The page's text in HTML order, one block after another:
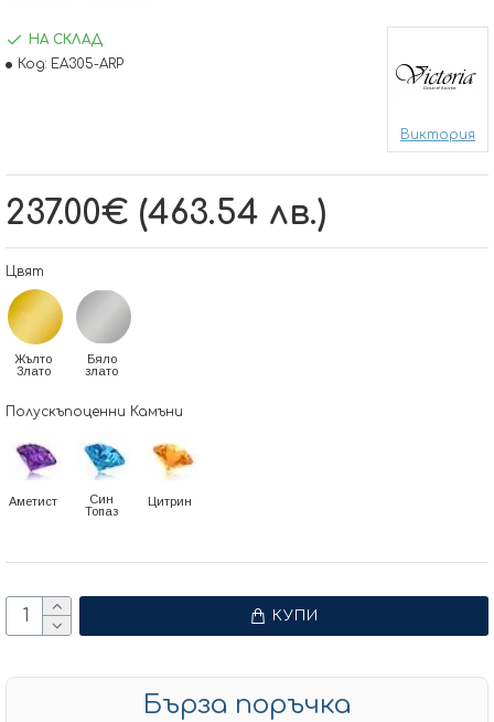
237.00€ (463.54 лв.)
НА СКЛАД
Код: EA305-ARP
Виктория
Цвят
Жълто
Злато
Бяло
злато
Полускъпоценни Камъни
Аметист
Син
Топаз
Цитрин
КУПИ
Бърза поръчка